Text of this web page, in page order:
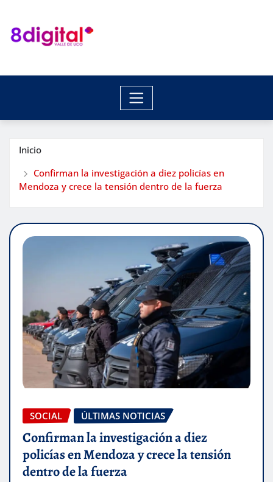
contenido
Inicio
Confirman la investigación a diez policías en
Mendoza y crece la tensión dentro de la fuerza
SOCIAL ÚLTIMAS NOTICIAS
Confirman la investigación a diez
policías en Mendoza y crece la tensión
dentro de la fuerza